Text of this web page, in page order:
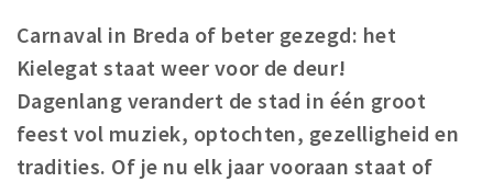
Winkelgebieden
Parkeren
Bezienswaardigheden
Musea, theaters & podia
Carnaval in Breda of beter gezegd: het
Kielegat staat weer voor de deur!
Dagenlang verandert de stad in één groot
feest vol muziek, optochten, gezelligheid en
tradities. Of je nu elk jaar vooraan staat of